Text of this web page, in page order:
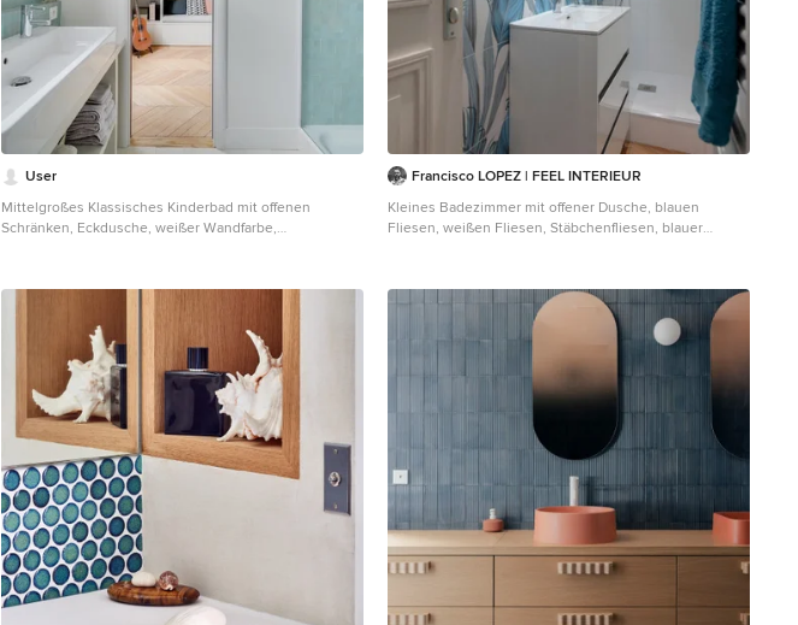
User
Mittelgroßes Klassisches Kinderbad mit offenen
Schränken, Eckdusche, weißer Wandfarbe,
Francisco LOPEZ | FEEL INTERIEUR
Kleines Badezimmer mit offener Dusche, blauen
Fliesen, weißen Fliesen, Stäbchenfliesen, blauer
Schrankfronten, weißen Schränken, Wandtoilette mit
Spülkasten, offener Dusche, weißer Waschtischplatte,
Einzelwaschbecken und freistehendem Waschtisch in